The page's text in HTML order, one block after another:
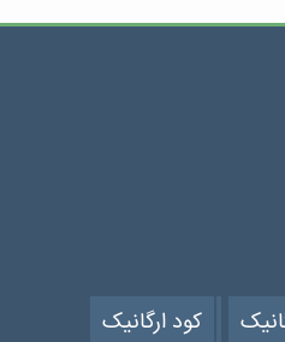
کود ارگانیک